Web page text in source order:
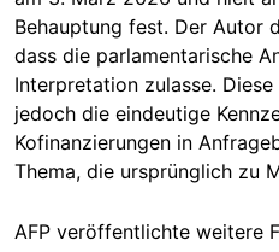
Behauptung fest. Der Autor
dass die parlamentarische
Interpretation zulasse.
jedoch die eindeutige
Kofinanzierungen in
Thema, die ursprünglich zu
AFP veröffentlichte weitere